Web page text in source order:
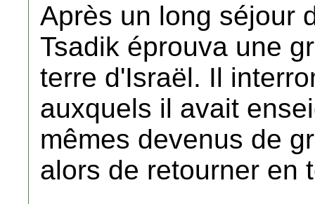
Après un long séjour
Tsadik éprouva une
terre d'Israël. Il
auxquels il avait
mêmes devenus de
alors de retourner en